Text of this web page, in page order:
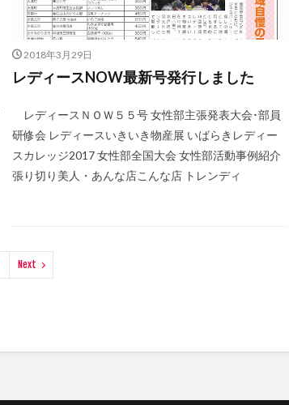
2018年3月29日
レディースNOW最新号発行しました
レディースＮＯＷ５５号 女性部主張発表大会･部員
研修会 レディースいきいき物産展 いばらきレディー
スカレッジ2017 女性部全国大会 女性部活動事例紹介
張り切り美人・あんな店こんな店 トレンディ
Next